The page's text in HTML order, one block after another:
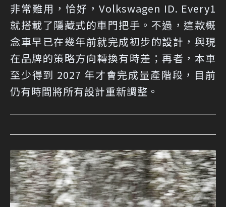
非常難用，恰好，Volkswagen ID. Every1
就搭載了隱藏式的車門把手。不過，這款概
念車早已在幾年前就完成初步的設計，與現
在品牌的策略方向轉換有時差；再者，本車
至少得到 2027 年才會完成量產階段，目前
仍有時間將所有設計重新調整。